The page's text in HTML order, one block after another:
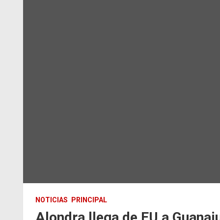
NOTICIAS PRINCIPAL